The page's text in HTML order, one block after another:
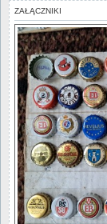
ZAŁĄCZNIKI